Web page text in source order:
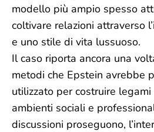
modello più ampio spesso
coltivare relazioni attraverso
e uno stile di vita lussuoso.
Il caso riporta ancora una
metodi che Epstein avrebbe
utilizzato per costruire legami
ambienti sociali e
discussioni proseguono,